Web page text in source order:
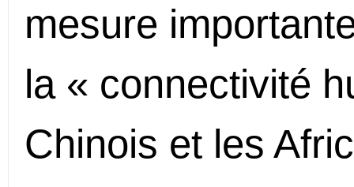
mesure
la « connectivité
Chinois et les